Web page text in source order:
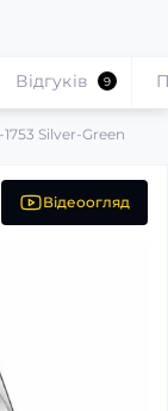
Silver-Green
Відгуків 9
Відеоогляд